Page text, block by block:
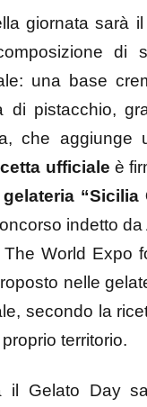
giornata sarà il
una base
di pistacchio,
che
ufficiale è
“Sicilia
indetto
World Expo
nelle
secondo la
territorio.
il Gelato Day